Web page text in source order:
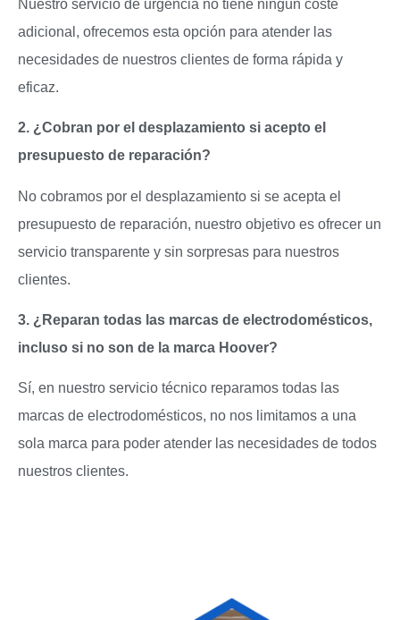
Nuestro servicio de urgencia no tiene ningún coste
adicional, ofrecemos esta opción para atender las
necesidades de nuestros clientes de forma rápida y
eficaz.
2. ¿Cobran por el desplazamiento si acepto el
presupuesto de reparación?
No cobramos por el desplazamiento si se acepta el
presupuesto de reparación, nuestro objetivo es ofrecer un
servicio transparente y sin sorpresas para nuestros
clientes.
3. ¿Reparan todas las marcas de electrodomésticos,
incluso si no son de la marca Hoover?
Sí, en nuestro servicio técnico reparamos todas las
marcas de electrodomésticos, no nos limitamos a una
sola marca para poder atender las necesidades de todos
nuestros clientes.